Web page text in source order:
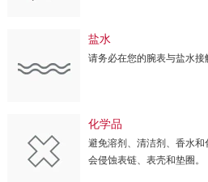
盐水
请务必在您的腕表与盐水接
化学品
避免溶剂、清洁剂、香水
会侵蚀表链、表壳和垫圈。